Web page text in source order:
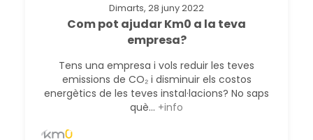
Dimarts, 28 juny 2022
Com pot ajudar Km0 a la teva
empresa?
Tens una empresa i vols reduir les teves
emissions de CO₂ i disminuir els costos
energètics de les teves instal·lacions? No saps
què... +info